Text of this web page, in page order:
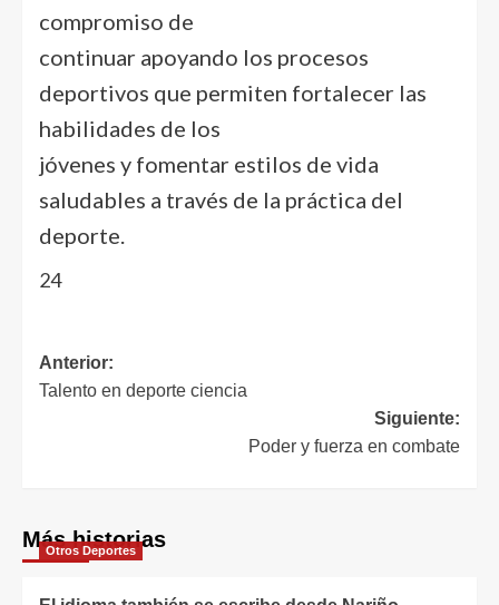
compromiso de
continuar apoyando los procesos
deportivos que permiten fortalecer las
habilidades de los
jóvenes y fomentar estilos de vida
saludables a través de la práctica del
deporte.
24
Anterior:
Talento en deporte ciencia
Siguiente:
Poder y fuerza en combate
Más historias
Otros Deportes